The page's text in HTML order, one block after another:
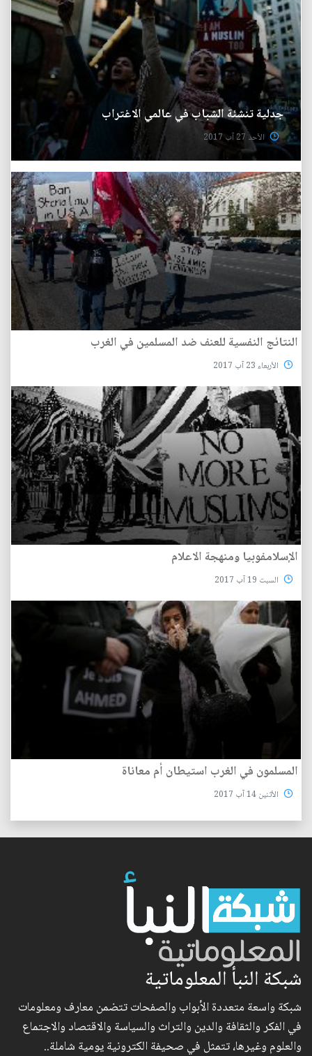
جدلية تنشئة الشباب في عالمي الاغتراب
الأحد 27 آب 2017
النتائج النفسية للعنف ضد المسلمين في الغرب
الأربعاء 23 آب 2017
الإسلامفوبيا ومنهجة الاعلام
السبت 19 آب 2017
المسلمون في الغرب استيطان أم معاناة
الأثنين 14 آب 2017
شبكة النبأ المعلوماتية
شبكة واسعة متعددة الأبواب والصفحات تتضمن معارف ومعلومات
في الفكر والثقافة والدين والتراث والسياسة والاقتصاد والاجتماع
والعلوم وغيرها، تتمثل في صحيفة الكترونية يومية شاملة..